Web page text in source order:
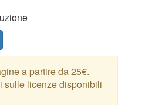
a partire da 25€.
sulle licenze disponibili